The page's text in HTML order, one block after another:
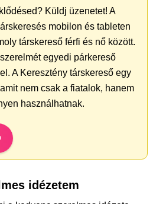
Küldj üzenetet! A
mobilon és tableten
társkereső férfi és nő között.
egyedi párkereső
A Keresztény társkereső egy
nem csak a fiatalok, hanem
használhatnak.
idézetem